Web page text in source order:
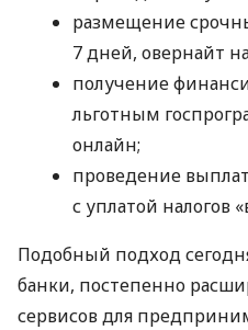
размещение
7 дней, овернайт
получение
льготным
онлайн;
проведение
с уплатой налогов
Подобный подход
банки, постепенно
сервисов для